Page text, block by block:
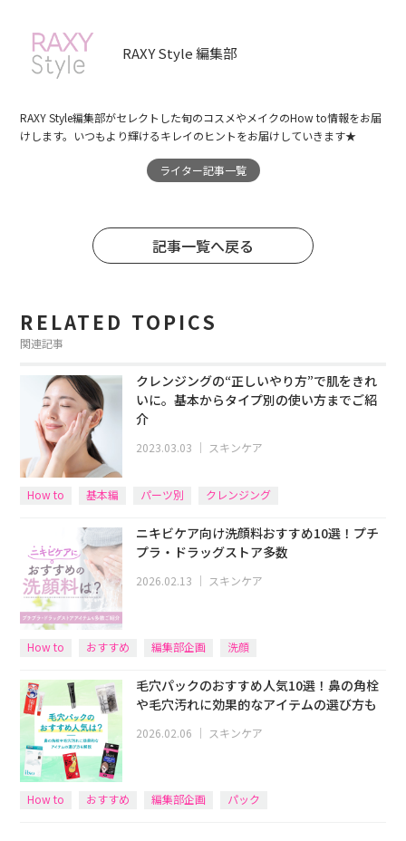
RAXY Style 編集部
RAXY Style編集部がセレクトした旬のコスメやメイクのHow to情報をお届
けします。いつもより輝けるキレイのヒントをお届けしていきます★
ライター記事一覧
記事一覧へ戻る
RELATED TOPICS
関連記事
クレンジングの“正しいやり方”で肌をきれ
いに。基本からタイプ別の使い方までご紹
介
2023.03.03 ｜ スキンケア
How to 基本編 パーツ別 クレンジング
ニキビケア向け洗顔料おすすめ10選！プチ
プラ・ドラッグストア多数
2026.02.13 ｜ スキンケア
How to おすすめ 編集部企画 洗顔
毛穴パックのおすすめ人気10選！鼻の角栓
や毛穴汚れに効果的なアイテムの選び方も
2026.02.06 ｜ スキンケア
How to おすすめ 編集部企画 パック